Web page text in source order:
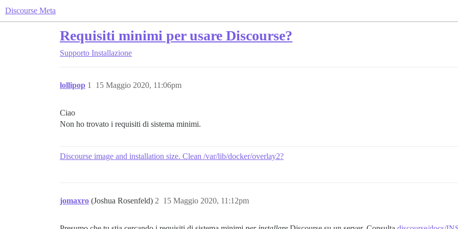
Discourse Meta
Requisiti minimi per usare Discourse?
Supporto Installazione
lollipop 15 Maggio 2020, 11:06pm
1
Ciao
Non ho trovato i requisiti di sistema minimi.
Discourse image and installation size. Clean /var/lib/docker/overlay2?
jomaxro (Joshua Rosenfeld) 15 Maggio 2020, 11:12pm
2